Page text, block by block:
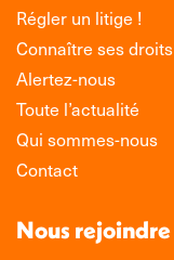
Régler un litige !
Connaître ses droits
Alertez-nous
Toute l’actualité
Qui sommes-nous
Contact
Nous rejoindre